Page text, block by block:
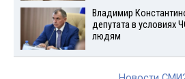
Владимир
депутата в условиях
людям